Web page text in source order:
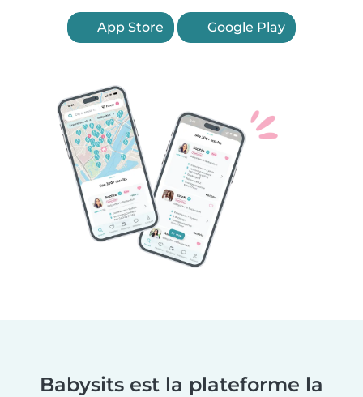
App Store Google Play
Babysits est la plateforme la